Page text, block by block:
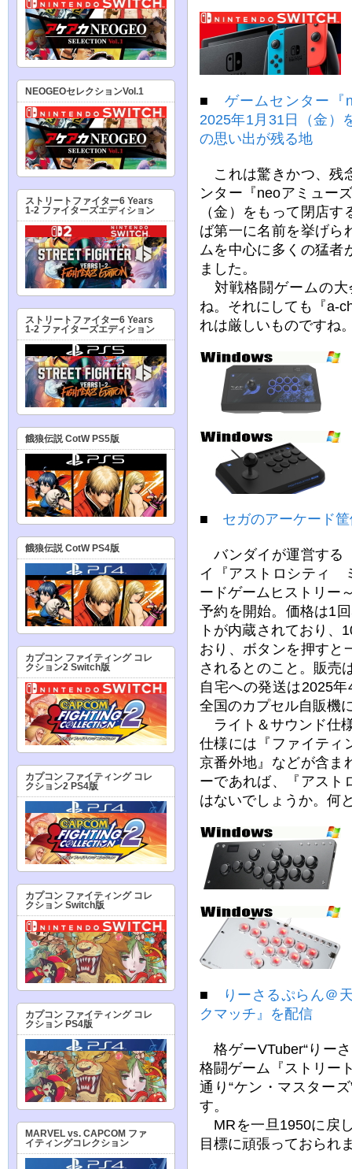
■ ゲームセンター『
2025年1月31日（金）
の思い出が残る地
これは驚きかつ、残
ンター『neoアミュー
（金）をもって閉店
ば第一に名前を挙げら
ムを中心に多くの猛者
ました。
対戦格闘ゲームの大
ね。それにしても『a-
れは厳しいものですね
■ セガのアーケード
バンダイが運営する
イ『アストロシティ
ードゲームヒストリー
予約を開始。価格は1
トが内蔵されており、
おり、ボタンを押すと
されるとのこと。販売
自宅への発送は2025
全国のカプセル自販機
ライト＆サウンド仕
仕様には『ファイティ
京番外地』などが含ま
ーであれば、『アスト
はないでしょうか。何
■
りーさるぷらん＠
クマッチ』を配信
格ゲーVTuber“りー
格闘ゲーム『ストリー
通り“ケン・マスター
す。
MRを一旦1950に戻
目標に頑張っておられ
NEOGEOセレクションVol.1
ストリートファイター6 Years
1-2 ファイターズエディション
ストリートファイター6 Years
1-2 ファイターズエディション
餓狼伝説 CotW PS5版
餓狼伝説 CotW PS4版
カプコン ファイティング コレ
クション2 Switch版
カプコン ファイティング コレ
クション2 PS4版
カプコン ファイティング コレ
クション Switch版
カプコン ファイティング コレ
クション PS4版
MARVEL vs. CAPCOM ファ
イティングコレクション